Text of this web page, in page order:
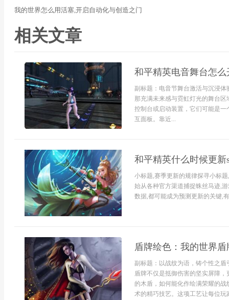
我的世界怎么用活塞,开启自动化与创造之门
相关文章
和平精英电音舞台怎
副标题：电音节舞台激活与沉浸
那充满未来感与霓虹灯光的舞台
控制台或启动装置，它们可能是
互面板。靠近...
和平精英什么时候更
小标题,赛季更新的规律探寻小标
始从各种官方渠道捕捉蛛丝马迹,
数据,都可能成为预测更新的关键,
盾牌绘色：我的世界
副标题：以战纹为语，铸个性之
盾牌不仅是抵御伤害的坚实屏障
的木盾，如何能化作绘满荣耀的
术的精巧技艺。这项工艺让每位